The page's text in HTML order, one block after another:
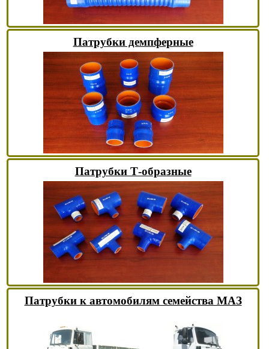
Патрубки демпферные
Патрубки Т-образные
Патрубки к автомобилям семейства МАЗ